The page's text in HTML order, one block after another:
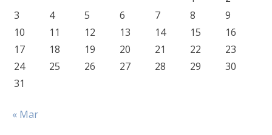
3
4 5 6 7 8
9
10
11 12 13 14 15
16
17
18 19 20 21 22
23
24
25 26 27 28 29
30
31
« Mar